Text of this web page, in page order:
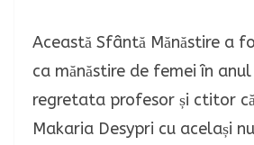
Această Sfântă Mănăstire a
ca mănăstire de femei în
regretata profesor și ctitor
Makaria Desypri cu același